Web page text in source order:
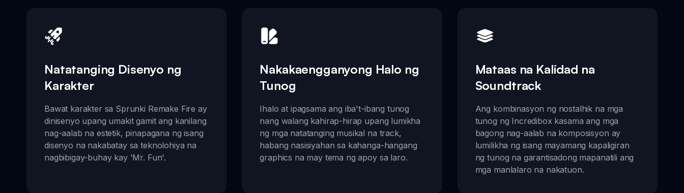
Natatanging Disenyo ng
Karakter
Bawat karakter sa Sprunki Remake Fire ay
dinisenyo upang umakit gamit ang kanilang
nag-aalab na estetik, pinapagana ng isang
disenyo na nakabatay sa teknolohiya na
nagbibigay-buhay kay 'Mr. Fun'.
Nakakaengganyong Halo ng
Tunog
Ihalo at ipagsama ang iba't-ibang tunog
nang walang kahirap-hirap upang lumikha
ng mga natatanging musikal na track,
habang nasisiyahan sa kahanga-hangang
graphics na may tema ng apoy sa laro.
Mataas na Kalidad na
Soundtrack
Ang kombinasyon ng nostalhik na mga
tunog ng Incredibox kasama ang mga
bagong nag-aalab na komposisyon ay
lumilikha ng isang mayamang kapaligiran
ng tunog na garantisadong mapanatili ang
mga manlalaro na nakatuon.